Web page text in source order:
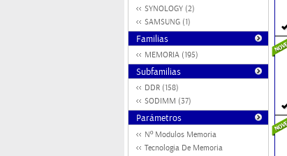
SYNOLOGY (2)
SAMSUNG (1)
Familias
MEMORIA (195)
Subfamilias
DDR (158)
SODIMM (37)
Parámetros
Nº Modulos Memoria
Tecnologia De Memoria